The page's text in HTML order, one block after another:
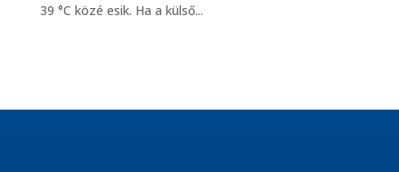
39 °C közé esik. Ha a külső...